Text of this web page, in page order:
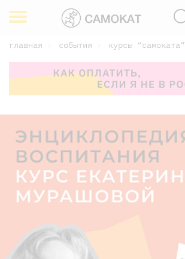
главная события курсы “самоката”